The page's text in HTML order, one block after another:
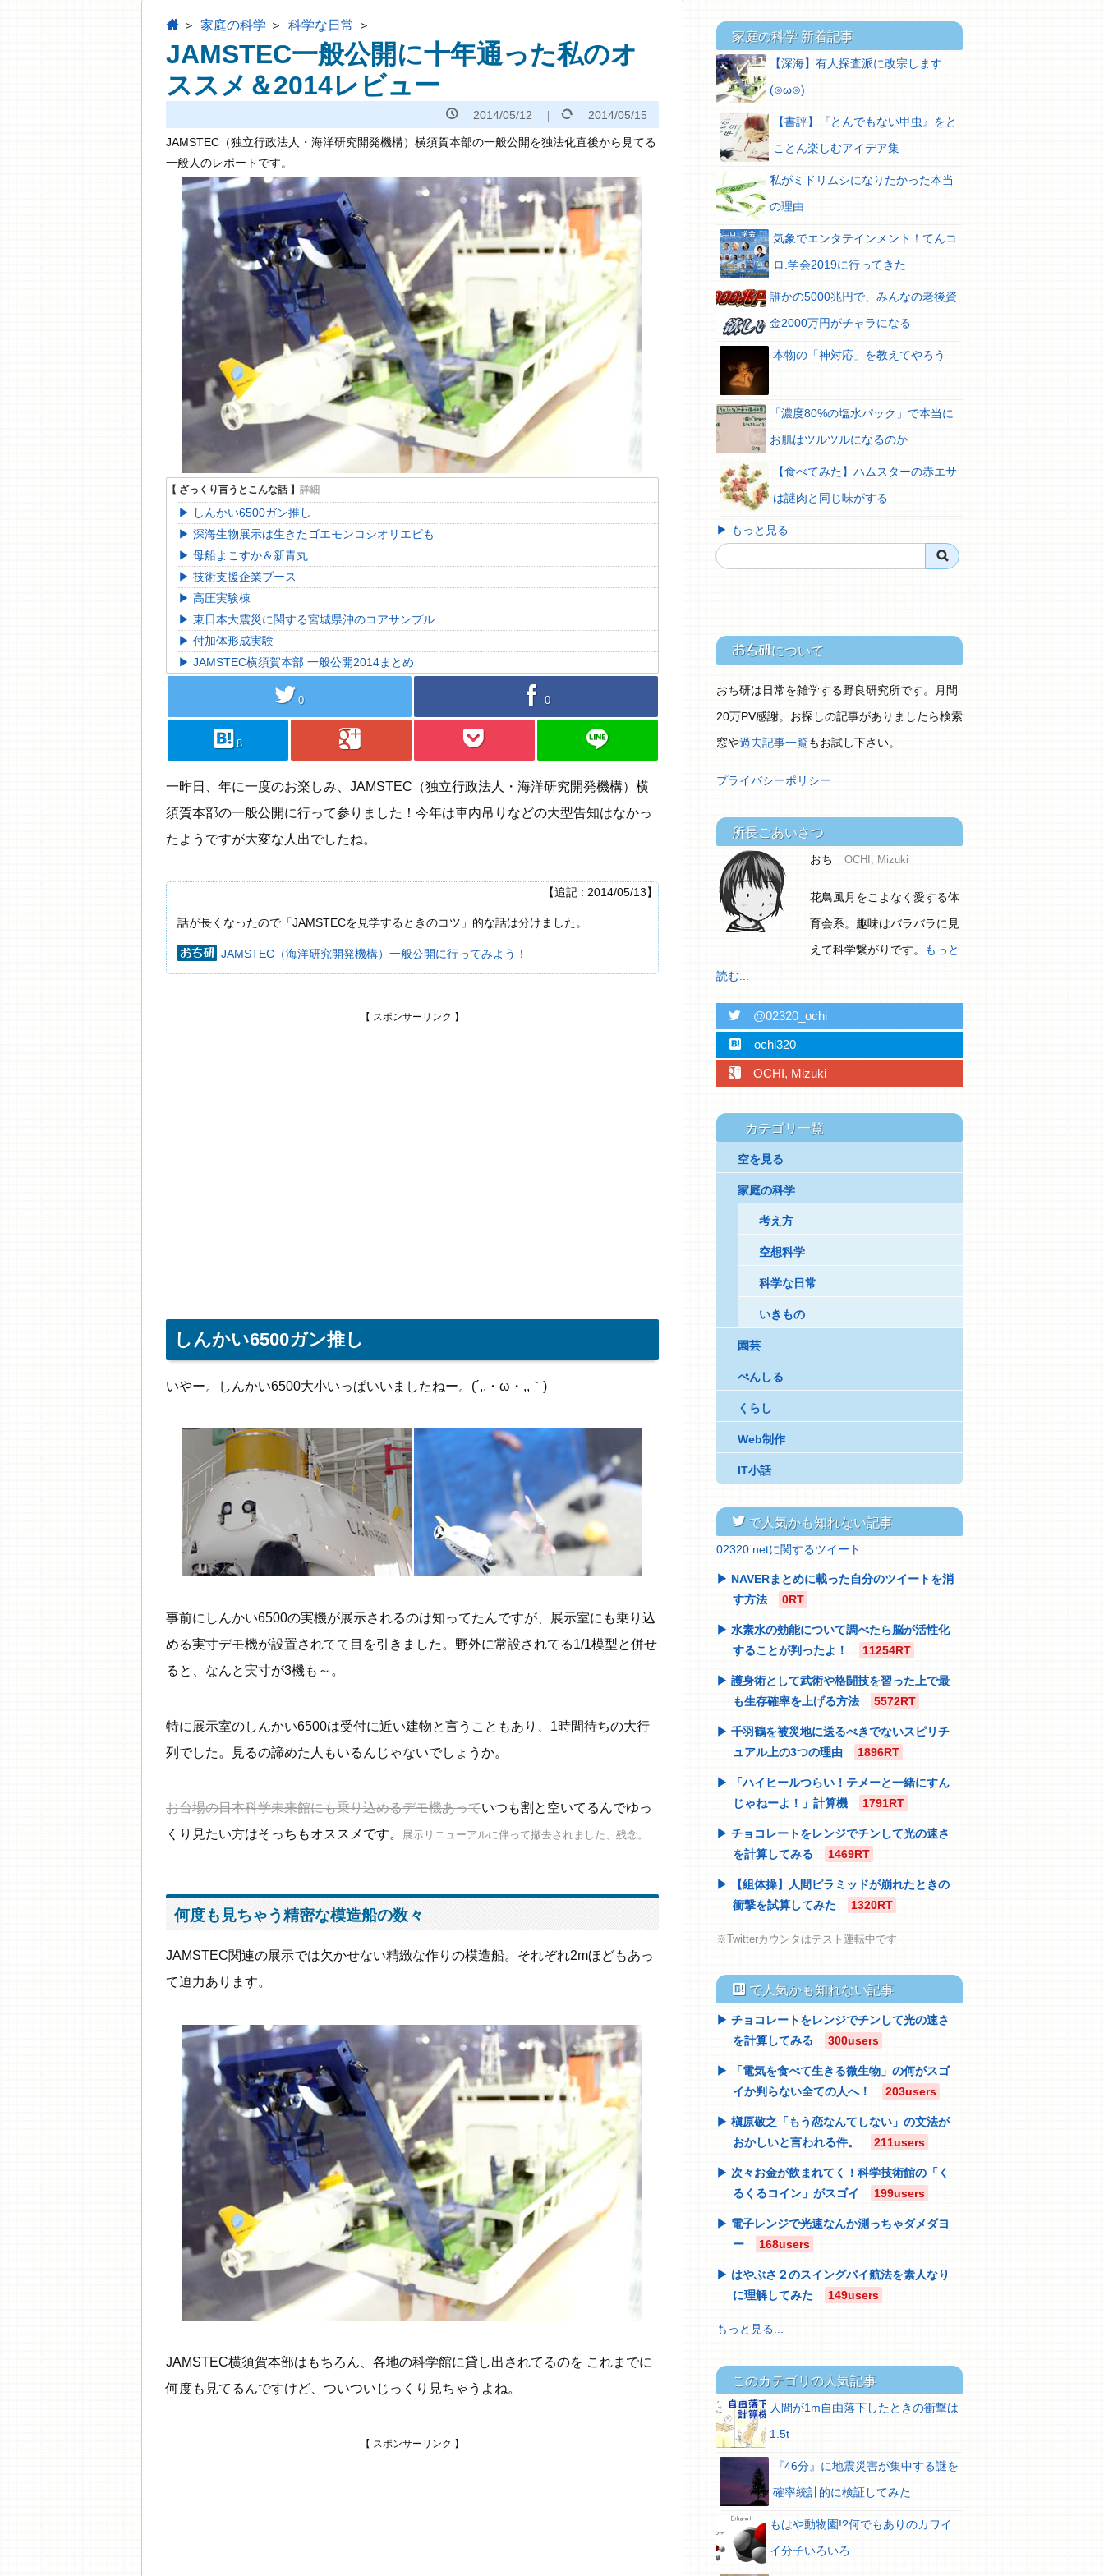
home 家庭の科学 科学な日常
JAMSTEC一般公開に十年通った私のオ
ススメ＆2014レビュー
2014/05/12 2014/05/15
JAMSTEC（独立行政法人・海洋研究開発機構）横須賀本部の一般公開を独法化直後から見てる
一般人のレポートです。
しんかい6500ガン推し
深海生物展示は生きたゴエモンコシオリエビも
母船よこすか＆新青丸
技術支援企業ブース
高圧実験棟
東日本大震災に関する宮城県沖のコアサンプル
付加体形成実験
JAMSTEC横須賀本部 一般公開2014まとめ
twitter 0 facebook 0
hatebu 8 googleplus pocket line
一昨日、年に一度のお楽しみ、JAMSTEC（独立行政法人・海洋研究開発機構）横
須賀本部の一般公開に行って参りました！今年は車内吊りなどの大型告知はなかっ
たようですが大変な人出でしたね。
【追記 : 2014/05/13】
話が長くなったので「JAMSTECを見学するときのコツ」的な話は分けました。
JAMSTEC（海洋研究開発機構）一般公開に行ってみよう！
しんかい6500ガン推し
いやー。しんかい6500大小いっぱいいましたねー。(´,,・ω・,,｀)
事前にしんかい6500の実機が展示されるのは知ってたんですが、展示室にも乗り込
める実寸デモ機が設置されてて目を引きました。野外に常設されてる1/1模型と併せ
ると、なんと実寸が3機も～。
特に展示室のしんかい6500は受付に近い建物と言うこともあり、1時間待ちの大行
列でした。見るの諦めた人もいるんじゃないでしょうか。
お台場の日本科学未来館にも乗り込めるデモ機あっていつも割と空いてるんでゆっ
くり見たい方はそっちもオススメです。
展示リニューアルに伴って撤去されました、残念。
何度も見ちゃう精密な模造船の数々
JAMSTEC関連の展示では欠かせない精緻な作りの模造船。それぞれ2mほどもあっ
て迫力あります。
JAMSTEC横須賀本部はもちろん、各地の科学館に貸し出されてるのを これまでに
何度も見てるんですけど、ついついじっくり見ちゃうよね。
家庭の科学 新着記事
【深海】有人探査派に改宗します
(⊙ω⊙)
【書評】『とんでもない甲虫』をと
ことん楽しむアイデア集
私がミドリムシになりたかった本当
の理由
気象でエンタテインメント！てんコ
ロ.学会2019に行ってきた
誰かの5000兆円で、みんなの老後資
金2000万円がチャラになる
本物の「神対応」を教えてやろう
「濃度80%の塩水パック」で本当に
お肌はツルツルになるのか
【食べてみた】ハムスターの赤エサ
は謎肉と同じ味がする
▶ もっと見る
おち研について
おち研は日常を雑学する野良研究所です。月間
20万PV感謝。お探しの記事がありましたら検索
窓や過去記事一覧もお試し下さい。
プライバシーポリシー
所長ごあいさつ
おち OCHI, Mizuki
花鳥風月をこよなく愛する体
育会系。趣味はバラバラに見
えて科学繋がりです。
もっと
読む...
twitter @02320_ochi
hatebu ochi320
googleplus OCHI, Mizuki
カテゴリ一覧
空を見る
家庭の科学
考え方
空想科学
科学な日常
いきもの
園芸
ぺんしる
くらし
Web制作
IT小話
twitterで人気かも知れない記事
02320.netに関するツイート
NAVERまとめに載った自分のツイートを消
す方法
0RT
水素水の効能について調べたら脳が活性化
することが判ったよ！
11254RT
護身術として武術や格闘技を習った上で最
も生存確率を上げる方法
5572RT
千羽鶴を被災地に送るべきでないスピリチ
ュアル上の3つの理由
1896RT
「ハイヒールつらい！テメーと一緒にすん
じゃねーよ！」計算機
1791RT
チョコレートをレンジでチンして光の速さ
を計算してみる
1469RT
【組体操】人間ピラミッドが崩れたときの
衝撃を試算してみた
1320RT
※Twitterカウンタはテスト運転中です
hatebu で人気かも知れない記事
チョコレートをレンジでチンして光の速さ
を計算してみる
300users
「電気を食べて生きる微生物」の何がスゴ
イか判らない全ての人へ！
203users
槇原敬之「もう恋なんてしない」の文法が
おかしいと言われる件。
211users
次々お金が飲まれてく！科学技術館の「く
るくるコイン」がスゴイ
199users
電子レンジで光速なんか測っちゃダメダヨ
ー
168users
はやぶさ２のスイングバイ航法を素人なり
に理解してみた
149users
もっと見る...
このカテゴリの人気記事
人間が1m自由落下したときの衝撃は
1.5t
『46分』に地震災害が集中する謎を
確率統計的に検証してみた
もはや動物園!?何でもありのカワイ
イ分子いろいろ